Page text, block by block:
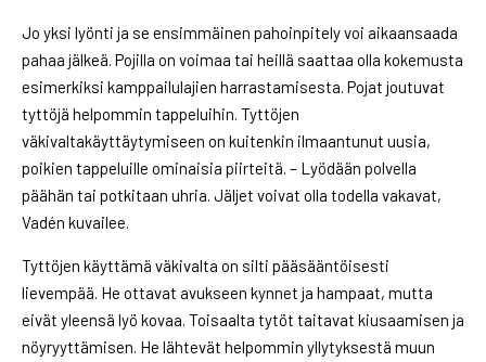
Jo yksi lyönti ja se ensimmäinen pahoinpitely voi aikaansaada
pahaa jälkeä. Pojilla on voimaa tai heillä saattaa olla kokemusta
esimerkiksi kamppailulajien harrastamisesta. Pojat joutuvat
tyttöjä helpommin tappeluihin. Tyttöjen
väkivaltakäyttäytymiseen on kuitenkin ilmaantunut uusia,
poikien tappeluille ominaisia piirteitä. – Lyödään polvella
päähän tai potkitaan uhria. Jäljet voivat olla todella vakavat,
Vadén kuvailee.
Tyttöjen käyttämä väkivalta on silti pääsääntöisesti
lievempää. He ottavat avukseen kynnet ja hampaat, mutta
eivät yleensä lyö kovaa. Toisaalta tytöt taitavat kiusaamisen ja
nöyryyttämisen. He lähtevät helpommin yllytyksestä muun